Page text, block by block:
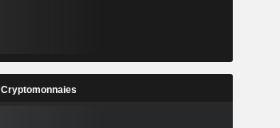
Cryptomonnaies